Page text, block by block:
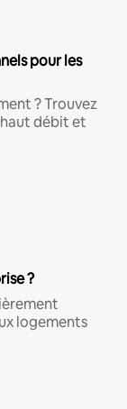
pour les
? Trouvez
débit et
?
logements